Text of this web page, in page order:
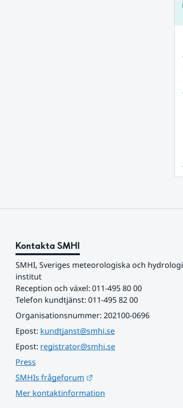
Kontakta SMHI
SMHI, Sveriges meteorologiska och
institut
Reception och växel: 011-495 80 00
Telefon kundtjänst: 011-495 82 00
Organisationsnummer: 202100-0696
Epost: kundtjanst@smhi.se
Epost: registrator@smhi.se
Press
SMHIs frågeforum
Mer kontaktinformation